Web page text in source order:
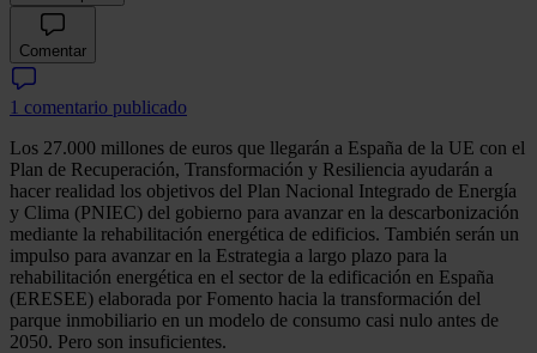
Comentar
1 comentario publicado
Los 27.000 millones de euros que llegarán a España de la UE con el
Plan de Recuperación, Transformación y Resiliencia ayudarán a
hacer realidad los objetivos del Plan Nacional Integrado de Energía
y Clima (PNIEC) del gobierno para avanzar en la descarbonización
mediante la rehabilitación energética de edificios. También serán un
impulso para avanzar en la Estrategia a largo plazo para la
rehabilitación energética en el sector de la edificación en España
(ERESEE) elaborada por Fomento hacia la transformación del
parque inmobiliario en un modelo de consumo casi nulo antes de
2050. Pero son insuficientes.